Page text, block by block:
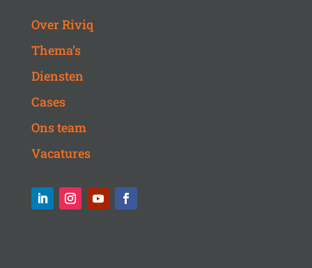
Over Riviq
Thema’s
Diensten
Cases
Ons team
Vacatures